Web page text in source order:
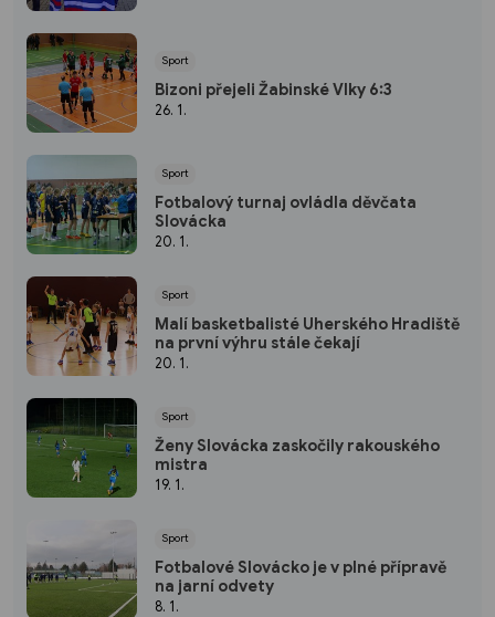
Sport
Bizoni přejeli Žabinské Vlky 6:3
26. 1.
Sport
Fotbalový turnaj ovládla děvčata
Slovácka
20. 1.
Sport
Malí basketbalisté Uherského Hradiště
na první výhru stále čekají
20. 1.
Sport
Ženy Slovácka zaskočily rakouského
mistra
19. 1.
Sport
Fotbalové Slovácko je v plné přípravě
na jarní odvety
8. 1.